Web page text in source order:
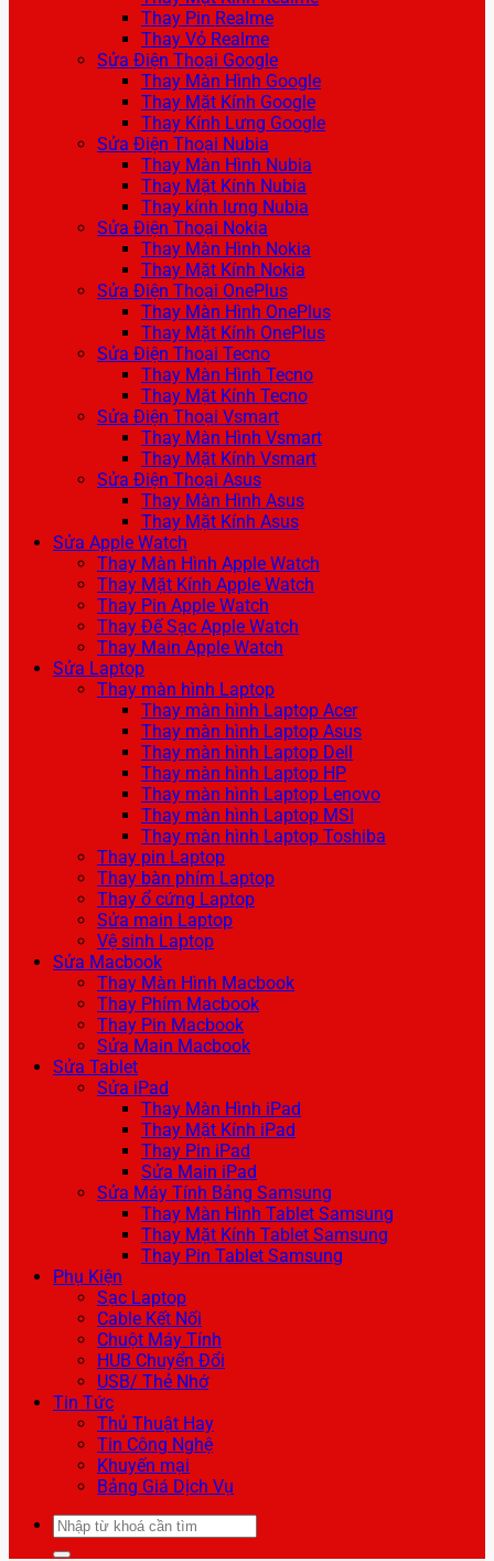
Thay Pin Realme
Thay Vỏ Realme
Sửa Điện Thoại Google
Thay Màn Hình Google
Thay Mặt Kính Google
Thay Kính Lưng Google
Sửa Điện Thoại Nubia
Thay Màn Hình Nubia
Thay Mặt Kính Nubia
Thay kính lưng Nubia
Sửa Điện Thoại Nokia
Thay Màn Hình Nokia
Thay Mặt Kính Nokia
Sửa Điện Thoại OnePlus
Thay Màn Hình OnePlus
Thay Mặt Kính OnePlus
Sửa Điện Thoại Tecno
Thay Màn Hình Tecno
Thay Mặt Kính Tecno
Sửa Điện Thoại Vsmart
Thay Màn Hình Vsmart
Thay Mặt Kính Vsmart
Sửa Điện Thoại Asus
Thay Màn Hình Asus
Thay Mặt Kính Asus
Sửa Apple Watch
Thay Màn Hình Apple Watch
Thay Mặt Kính Apple Watch
Thay Pin Apple Watch
Thay Đế Sạc Apple Watch
Thay Main Apple Watch
Sửa Laptop
Thay màn hình Laptop
Thay màn hình Laptop Acer
Thay màn hình Laptop Asus
Thay màn hình Laptop Dell
Thay màn hình Laptop HP
Thay màn hình Laptop Lenovo
Thay màn hình Laptop MSI
Thay màn hình Laptop Toshiba
Thay pin Laptop
Thay bàn phím Laptop
Thay ổ cứng Laptop
Sửa main Laptop
Vệ sinh Laptop
Sửa Macbook
Thay Màn Hình Macbook
Thay Phím Macbook
Thay Pin Macbook
Sửa Main Macbook
Sửa Tablet
Sửa iPad
Thay Màn Hình iPad
Thay Mặt Kính iPad
Thay Pin iPad
Sửa Main iPad
Sửa Máy Tính Bảng Samsung
Thay Màn Hình Tablet Samsung
Thay Mặt Kính Tablet Samsung
Thay Pin Tablet Samsung
Phụ Kiện
Sạc Laptop
Cable Kết Nối
Chuột Máy Tính
HUB Chuyển Đổi
USB/ Thẻ Nhớ
Tin Tức
Thủ Thuật Hay
Tin Công Nghệ
Khuyến mại
Bảng Giá Dịch Vụ
Tìm
kiếm: